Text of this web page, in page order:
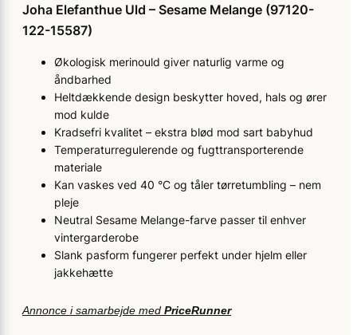
Joha Elefanthue Uld – Sesame Melange (97120-
122-15587)
Økologisk merinould giver naturlig varme og
åndbarhed
Heltdækkende design beskytter hoved, hals og ører
mod kulde
Kradsefri kvalitet – ekstra blød mod sart babyhud
Temperaturregulerende og fugttransporterende
materiale
Kan vaskes ved 40 °C og tåler tørretumbling – nem
pleje
Neutral Sesame Melange-farve passer til enhver
vintergarderobe
Slank pasform fungerer perfekt under hjelm eller
jakkehætte
Annonce i samarbejde med PriceRunner